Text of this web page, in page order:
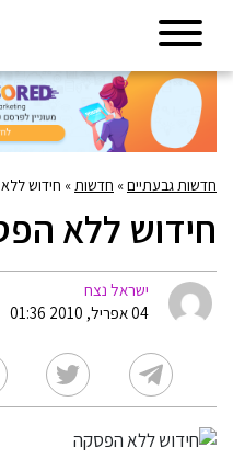
חדשות גבעתיים» חדשות » חידוש
חידוש ללא
ישראל נצח
04 אפריל, 2010 01:36